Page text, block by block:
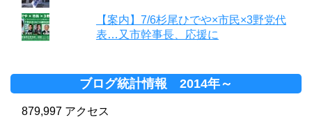
【案内】7/6杉尾ひでや×市民×3野党代
表…又市幹事長、応援に
ブログ統計情報 2014年～
879,997 アクセス